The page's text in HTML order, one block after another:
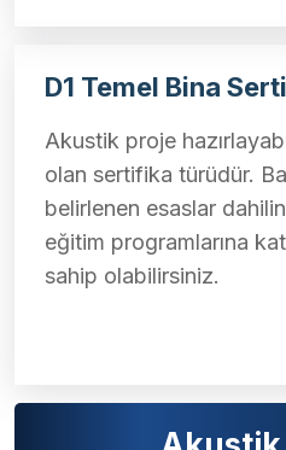
D1 Temel Bina
Akustik proje
olan sertifika türüdür.
belirlenen esaslar
eğitim programlarına
sahip olabilirsiniz.